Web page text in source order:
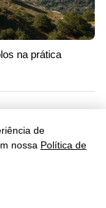
de
nossa Política de
na prática
230